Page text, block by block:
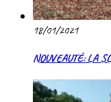
18/01/2021
NOUVEAUTÉ: LA